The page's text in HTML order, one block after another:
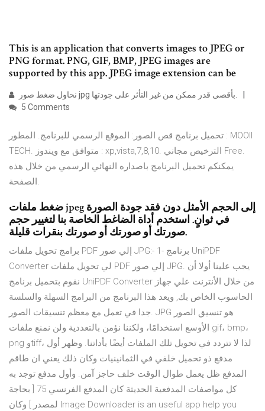
This is an application that converts images to JPEG or
PNG format. PNG, GIF, BMP, JPEG images are
supported by this app. JPEG image extension can be
نحاول ضغط صور jpg بأقصى قدر ممكن من غير التأثر على جودتها.
5 Comments
تحميل برنامج قص الصور: الموقع الرسمي للبرنامج. المطور : MOOII
TECH. متوافق مع ويندوز : xp,vista,7,8,10. الترخيص مجاني Free.
يمكنكم تحميل البرنامج باصداره النهائي الرسمي من خلال هذه
الصفحة.
ضغط ملفات jpeg إلى الحجم الأمثل دون فقد جودة الصورة
في ثوانٍ. استخدم أداة الضاغط الخاصة بنا لتغيير حجم
صورتك أو صورتك أو صورتك بنقرات قليلة.
برامج تحويل ملفات PDF إلي صور JPG:- 1- برنامج UniPDF
Converter لي تحويل ملفات PDF إلي صور JPG. يجب علينا أولا أن
نقوم بتحميل برنامج UniPDF Converter من خلال الأنترنت علي جهاز
الحاسوب الخاص بك, ويعد هذا البرنامج من البرامج السهلة والسلسة
جدا في تعمل مع معظم تنسيقات الصور. JPG هو تنسيق الصور
الأوسع استخدامًا، ولكننا نؤمن بالتعددية ولن نمنع ملفات gif، bmp،
png وtiff، لذا لا تتردد في تحويل تلك الملفات أيضًا بأداتنا. وظهر أول
مدفع ذو تحميل خلفي في الثمانينيات وكان ذلك يعني ان طاقم
المدفع ظل يعمل طوال الوقت خلف حاجز آمن. وأول مدفع توجد به
كل مواصفات المدفعية الحديثة كان المدفع الفرنسي 75 [ بحاجة
لمصدر ] وكان Image Downloader is an useful app help you